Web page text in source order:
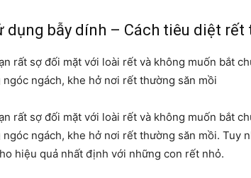
dụng bẫy dính – Cách tiêu diệt rết
rất sợ đối mặt với loài rết và không muốn bắt
ngóc ngách, khe hở nơi rết thường săn mồi
rất sợ đối mặt với loài rết và không muốn bắt
ngóc ngách, khe hở nơi rết thường săn mồi. Tuy
hiệu quả nhất định với những con rết nhỏ.